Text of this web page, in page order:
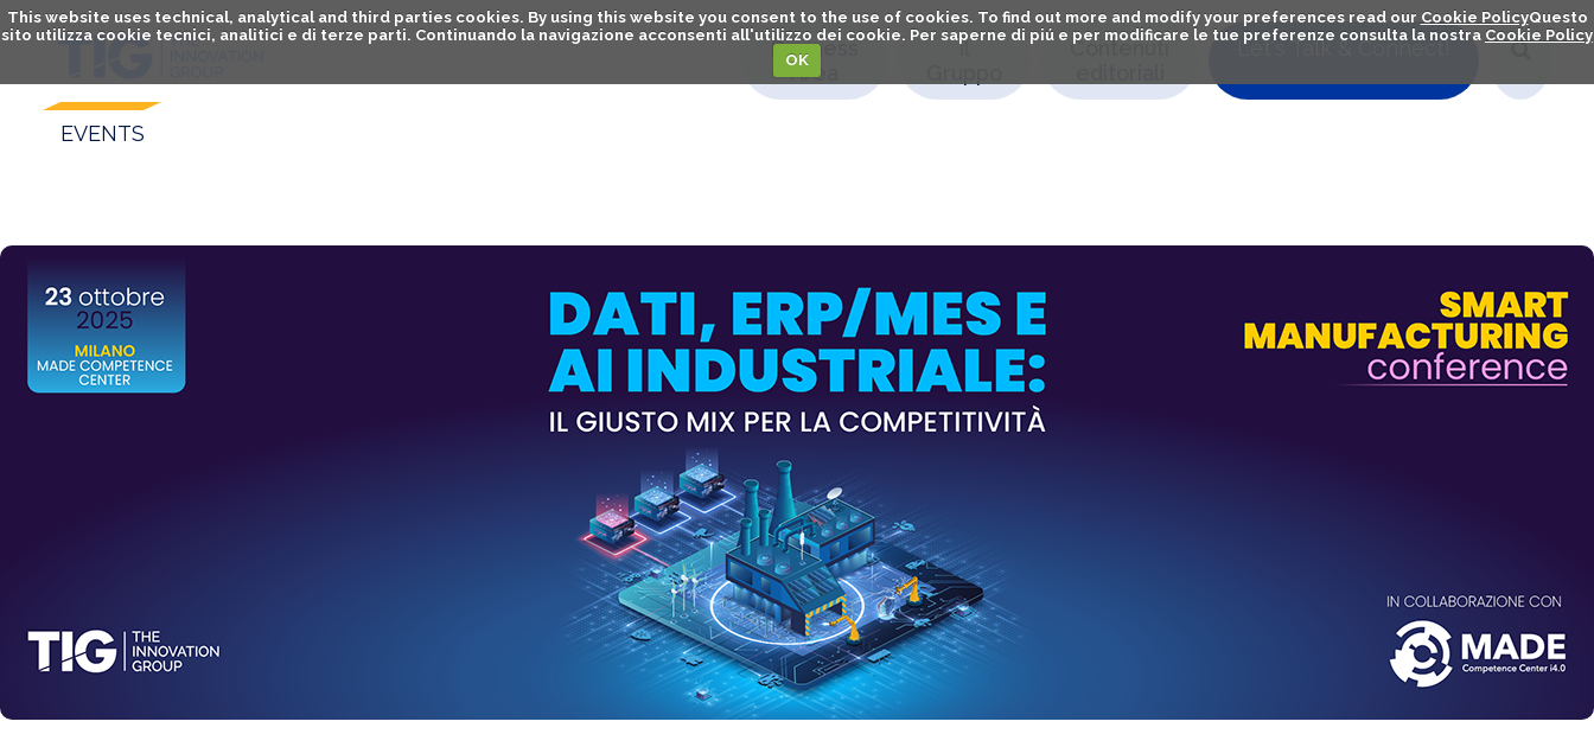
This website uses technical, analytical and third parties cookies. By using this website you consent to the use of cookies. To find out more and modify your preferences read our Cookie PolicyQuesto
sito utilizza cookie tecnici, analitici e di terze parti. Continuando la navigazione acconsenti all'utilizzo dei cookie. Per saperne di piú e per modificare le tue preferenze consulta la nostra Cookie Policy
OK
EVENTS
Let's Talk & Connect!
Business
Area
Il
Contenuti